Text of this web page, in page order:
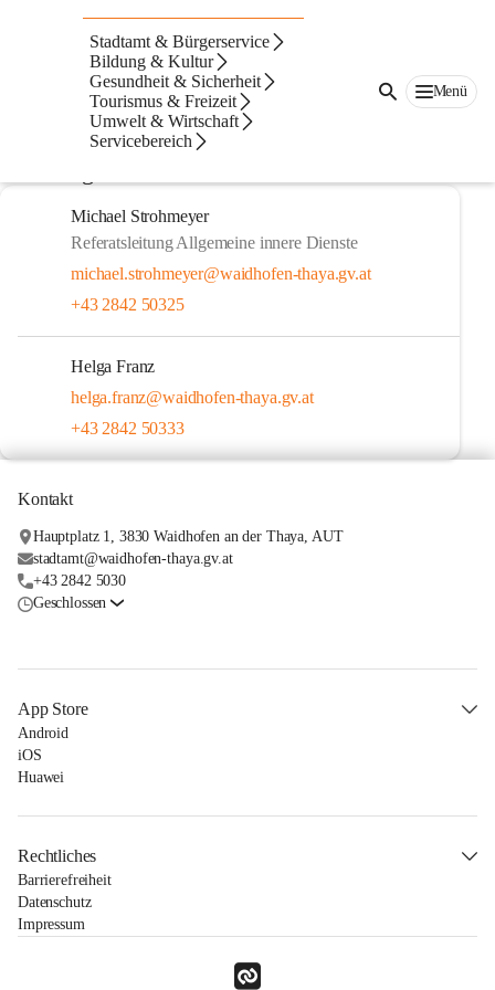
Stadtamt & Bürgerservice
Bildung & Kultur
Gesundheit & Sicherheit
Tourismus & Freizeit
Umwelt & Wirtschaft
Servicebereich
Menü
Personalverwaltung
In diesem Bereich werden die Abrechnungen der Bezüge und
Gehälter aller Bediensteter und Mandatare durchgeführt, die
Personalakten geführt, Dienst- und Fehlzeiten sowie sämtliche
dienstrechtlichen Maßnahmen behandelt.
Michael Strohmeyer
Referatsleitung Allgemeine innere Dienste
michael.strohmeyer@waidhofen-thaya.gv.at
+43 2842 50325
Helga Franz
helga.franz@waidhofen-thaya.gv.at
+43 2842 50333
Kontakt
Hauptplatz 1, 3830 Waidhofen an der Thaya, AUT
stadtamt@waidhofen-thaya.gv.at
+43 2842 5030
Geschlossen
App Store
Android
iOS
Huawei
Rechtliches
Barrierefreiheit
Datenschutz
Impressum